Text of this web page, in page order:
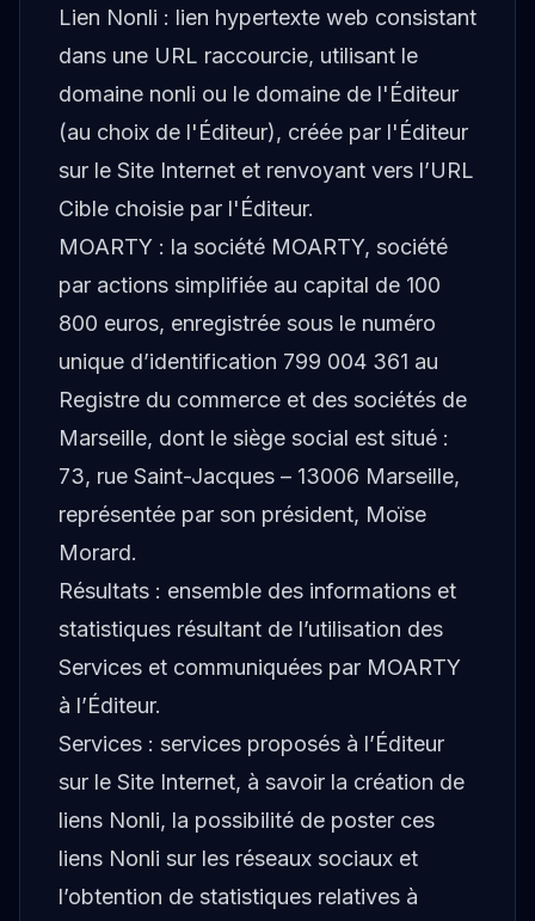
Lien Nonli : lien hypertexte web consistant
dans une URL raccourcie, utilisant le
domaine nonli ou le domaine de l'Éditeur
(au choix de l'Éditeur), créée par l'Éditeur
sur le Site Internet et renvoyant vers l’URL
Cible choisie par l'Éditeur.
MOARTY : la société MOARTY, société
par actions simplifiée au capital de 100
800 euros, enregistrée sous le numéro
unique d’identification 799 004 361 au
Registre du commerce et des sociétés de
Marseille, dont le siège social est situé :
73, rue Saint-Jacques – 13006 Marseille,
représentée par son président, Moïse
Morard.
Résultats : ensemble des informations et
statistiques résultant de l’utilisation des
Services et communiquées par MOARTY
à l’Éditeur.
Services : services proposés à l’Éditeur
sur le Site Internet, à savoir la création de
liens Nonli, la possibilité de poster ces
liens Nonli sur les réseaux sociaux et
l’obtention de statistiques relatives à